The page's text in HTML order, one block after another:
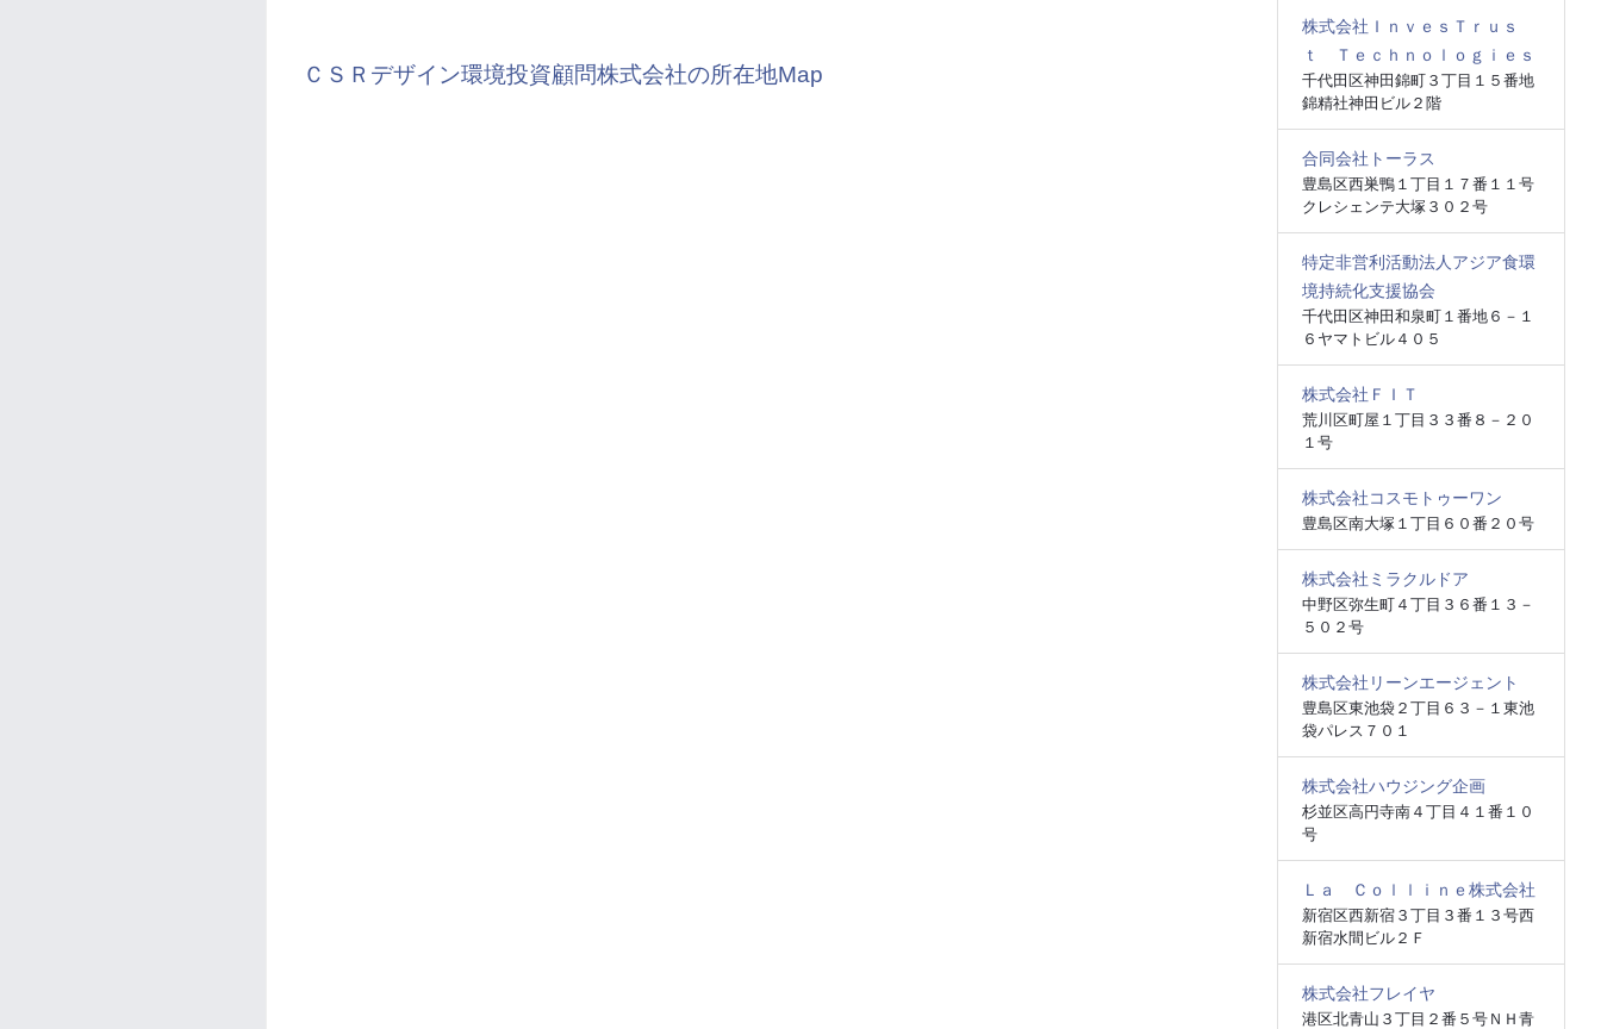
ＣＳＲデザイン環境投資顧問株式会社の所在地Map
株式会社ＩｎｖｅｓＴｒｕｓ
ｔ Ｔｅｃｈｎｏｌｏｇｉｅｓ
千代田区神田錦町３丁目１５番地
錦精社神田ビル２階
合同会社トーラス
豊島区西巣鴨１丁目１７番１１号
クレシェンテ大塚３０２号
特定非営利活動法人アジア食環
境持続化支援協会
千代田区神田和泉町１番地６－１
６ヤマトビル４０５
株式会社ＦＩＴ
荒川区町屋１丁目３３番８－２０
１号
株式会社コスモトゥーワン
豊島区南大塚１丁目６０番２０号
株式会社ミラクルドア
中野区弥生町４丁目３６番１３－
５０２号
株式会社リーンエージェント
豊島区東池袋２丁目６３－１東池
袋パレス７０１
株式会社ハウジング企画
杉並区高円寺南４丁目４１番１０
号
Ｌａ Ｃｏｌｌｉｎｅ株式会社
新宿区西新宿３丁目３番１３号西
新宿水間ビル２Ｆ
株式会社フレイヤ
港区北青山３丁目２番５号ＮＨ青